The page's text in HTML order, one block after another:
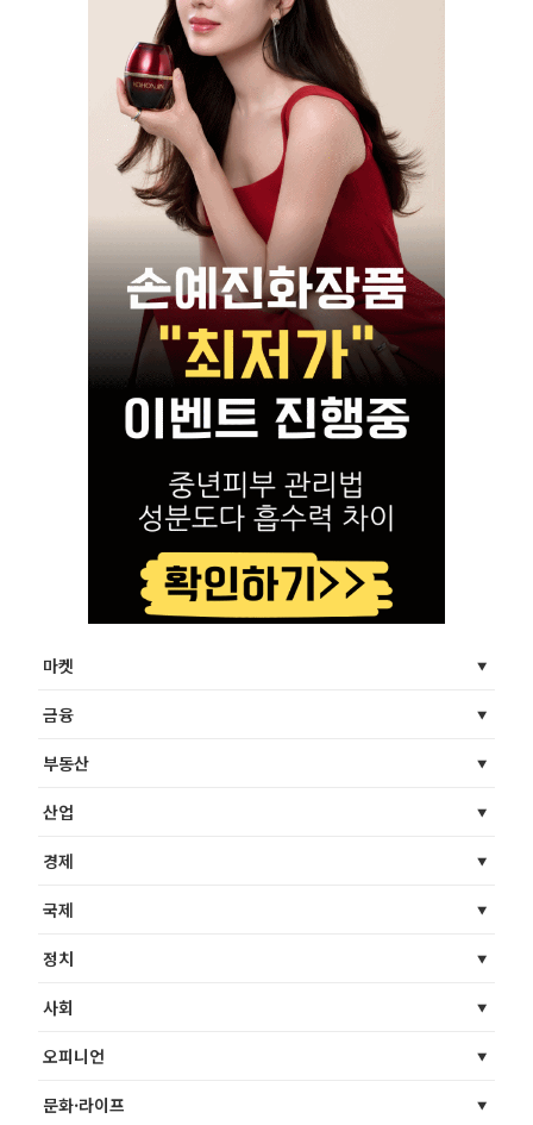
마켓
금융
부동산
산업
경제
국제
정치
사회
오피니언
문화·라이프